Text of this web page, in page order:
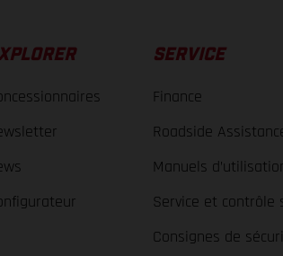
SERVICE
Finance
Roadside
Manuels
Service et contrôle
Consignes de